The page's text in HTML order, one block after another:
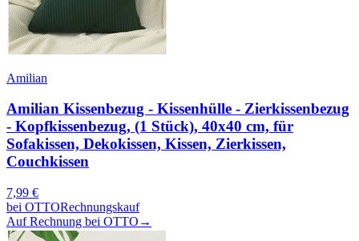
Amilian
Amilian Kissenbezug - Kissenhülle - Zierkissenbezug
- Kopfkissenbezug, (1 Stück), 40x40 cm, für
Sofakissen, Dekokissen, Kissen, Zierkissen,
Couchkissen
7,99 €
bei OTTORechnungskauf
Auf Rechnung bei OTTO →